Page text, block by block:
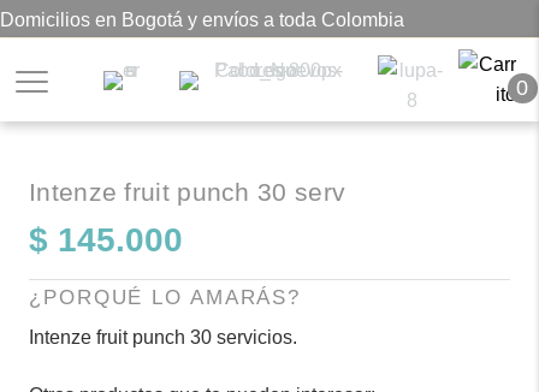
Domicilios en Bogotá y envíos a toda Colombia
0
Intenze fruit punch 30 serv
$ 145.000
¿PORQUÉ LO AMARÁS?
Intenze fruit punch 30 servicios.